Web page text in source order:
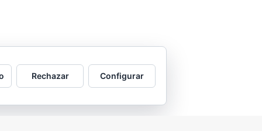
2026 © Asociación Vecinal Tío Jorge - Arrabal |
Rechazar Configurar